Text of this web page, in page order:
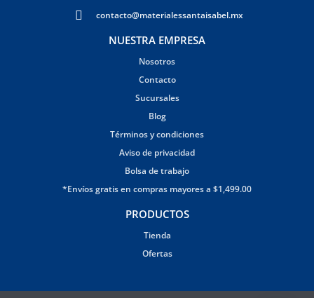
contacto@materialessantaisabel.mx
NUESTRA EMPRESA
Nosotros
Contacto
Sucursales
Blog
Términos y condiciones
Aviso de privacidad
Bolsa de trabajo
*Envíos gratis en compras mayores a $1,499.00
PRODUCTOS
Tienda
Ofertas